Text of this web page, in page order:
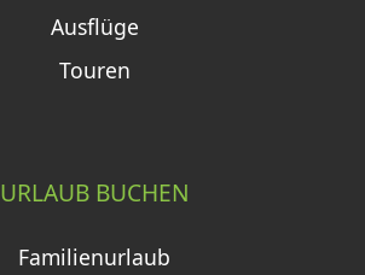
Ausflüge
Touren
URLAUB BUCHEN
Familienurlaub